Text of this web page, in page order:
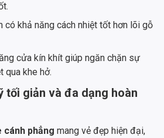
có khả năng cách nhiệt tốt hơn lõi gỗ
cửa kín khít giúp ngăn chặn sự
qua khe hở.
tối giản và đa dạng hoàn
cánh phẳng mang vẻ đẹp hiện đại,